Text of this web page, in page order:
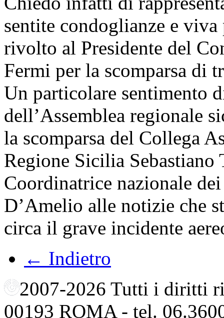
sentite condoglianze e
rivolto al Presidente del
Fermi per la scomparsa di
Un particolare sentimento
dell’Assemblea regionale
la scomparsa del Collega
Regione Sicilia Sebastiano
Coordinatrice nazionale
D’Amelio alle notizie che
circa il grave incidente
← Indietro
2007-2026 Tutti i diritti
00193 ROMA - tel.